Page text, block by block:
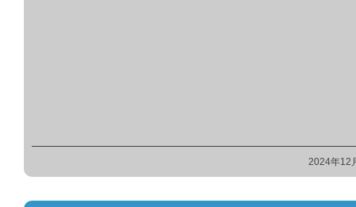
2024年12